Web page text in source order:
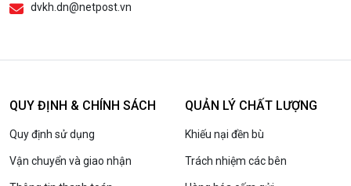
dvkh.dn@netpost.vn
QUY ĐỊNH & CHÍNH SÁCH
Quy định sử dụng
Vận chuyển và giao nhận
QUẢN LÝ CHẤT LƯỢNG
Khiếu nại đền bù
Trách nhiệm các bên